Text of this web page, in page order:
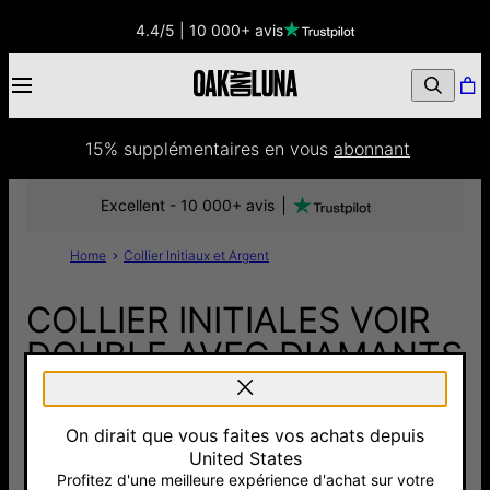
4.4/5 | 10 000+ avis
15% supplémentaires en vous abonnant
Home Collier Initiaux et Argent
COLLIER INITIALES VOIR
DOUBLE AVEC DIAMANTS
120 €
Pay with Klarna
Excellent - 10 000+ avis
On dirait que vous faites vos achats depuis
United States
Profitez d'une meilleure expérience d'achat sur votre